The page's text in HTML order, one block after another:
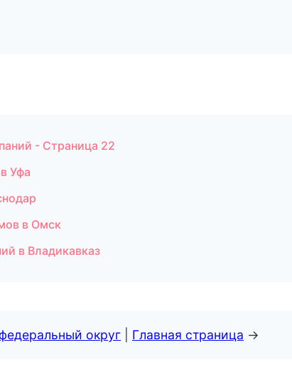
- Страница 22
Уфа
в Омск
в Владикавказ
округ Главная страница →